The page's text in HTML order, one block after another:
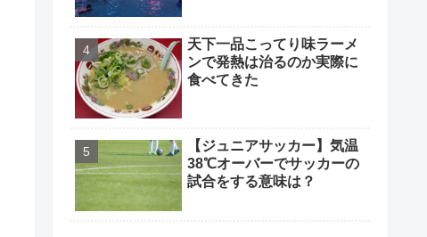
天下一品こってり味ラーメ
ンで発熱は治るのか実際に
食べてきた
【ジュニアサッカー】気温
38℃オーバーでサッカーの
試合をする意味は？